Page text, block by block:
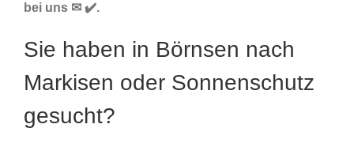
bei uns ✉ ✔️.
Sie haben in Börnsen nach
Markisen oder Sonnenschutz
gesucht?